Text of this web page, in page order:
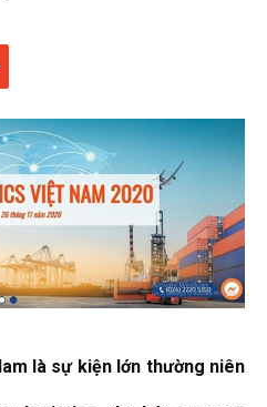
là sự kiện lớn thường niên